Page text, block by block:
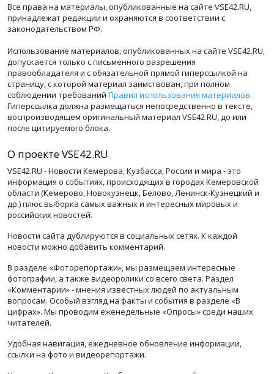
Все права на материалы, опубликованные на сайте VSE42.RU,
принадлежат редакции и охраняются в соответствии с
законодательством РФ.
Использование материалов, опубликованных на сайте VSE42.RU,
допускается только с письменного разрешения
правообладателя и с обязательной прямой гиперссылкой на
страницу, с которой материал заимствован, при полном
соблюдении требований Правил использования материалов.
Гиперссылка должна размещаться непосредственно в тексте,
воспроизводящем оригинальный материал VSE42.RU, до или
после цитируемого блока.
О проекте VSE42.RU
VSE42.RU - Новости Кемерова, Кузбасса, России и мира - это
информация о событиях, происходящих в городах Кемеровской
области (Кемерово, Новокузнецк, Белово, Ленинск-Кузнецкий и
др.) плюс выборка самых важных и интересных мировых и
российских новостей.
Новости сайта дублируются в социальных сетях. К каждой
новости можно добавить комментарий.
В разделе «Фоторепортажи», мы размещаем интересные
фотографии, а также видеоролики со всего света. Раздел
«Комментарии» - мнения известных людей по актуальным
вопросам. Особый взгляд на факты и события в разделе «В
цифрах». Мы проводим еженедельные «Опросы» среди наших
читателей.
Удобная навигация, ежедневное обновление информации,
ссылки на фото и видеорепортажи.